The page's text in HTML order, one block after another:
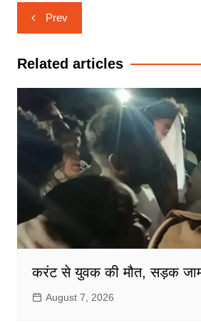
Post
navigation
Prev
Related articles
करंट से युवक की मौत, सड़क
August 7, 2026